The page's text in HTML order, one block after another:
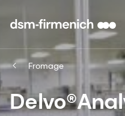
Fromage